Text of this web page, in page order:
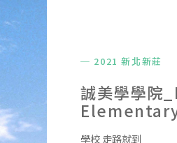
─ 2021 新北新莊
誠美學學院
學校 走路就到